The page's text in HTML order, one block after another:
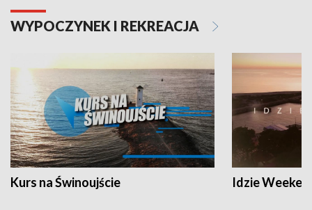
WYPOCZYNEK I REKREACJA
Kurs na Świnoujście Idzie